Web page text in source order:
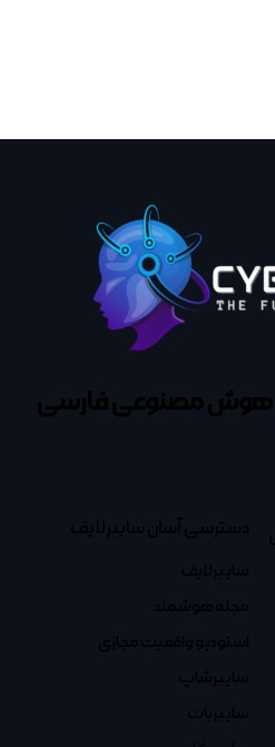
هوش مصنوعی فارسی
دسترسی آسان سایبرلایف
سایبرلایف
مجله هوشمند
استودیو واقعیت مجازی
سایبرشاپ
سایبربات